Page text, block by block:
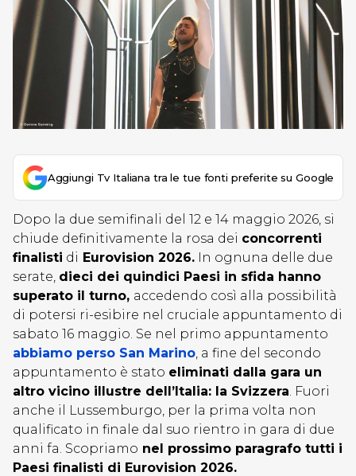
Aggiungi Tv Italiana tra le tue fonti preferite su Google
Dopo la due semifinali del 12 e 14 maggio 2026, si
chiude definitivamente la rosa dei concorrenti
finalisti di Eurovision 2026. In ognuna delle due
serate, dieci dei quindici Paesi in sfida hanno
superato il turno, accedendo così alla possibilità
di potersi ri-esibire nel cruciale appuntamento di
sabato 16 maggio. Se nel primo appuntamento
abbiamo perso San Marino, a fine del secondo
appuntamento è stato eliminati dalla gara un
altro vicino illustre dell’Italia: la Svizzera. Fuori
anche il Lussemburgo, per la prima volta non
qualificato in finale dal suo rientro in gara di due
anni fa. Scopriamo nel prossimo paragrafo tutti i
Paesi finalisti di Eurovision 2026.